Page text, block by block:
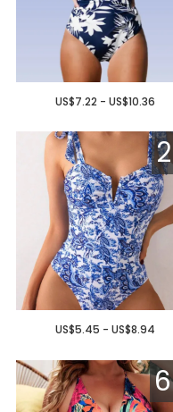
US$7.22 - US$10.36
US$5.45 - US$8.94